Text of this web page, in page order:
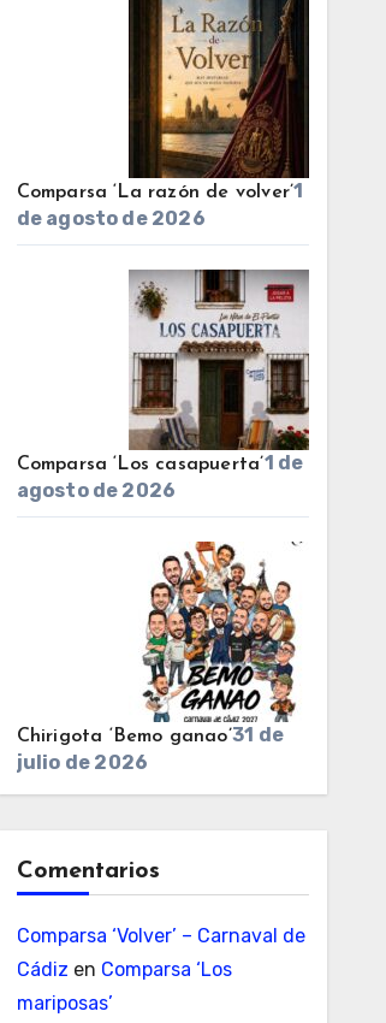
Comparsa ‘La razón de volver’1
de agosto de 2026
Comparsa ‘Los casapuerta’1 de
agosto de 2026
Chirigota ‘Bemo ganao’31 de
julio de 2026
Comentarios
Comparsa ‘Volver’ – Carnaval de
Cádiz en Comparsa ‘Los
mariposas’